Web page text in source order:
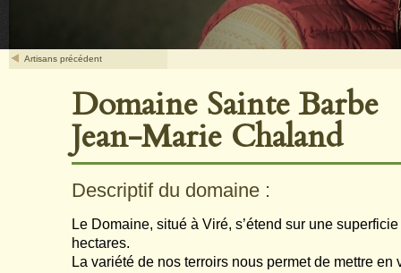
Artisans précédent
Domaine Sainte Barbe
Jean-Marie Chaland
Descriptif du domaine :
Le Domaine, situé à Viré, s’étend sur une
hectares.
La variété de nos terroirs nous permet de mettre en